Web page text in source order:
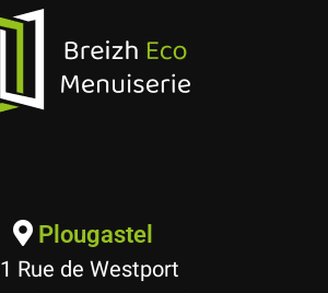
Plougastel
Rue de Westport